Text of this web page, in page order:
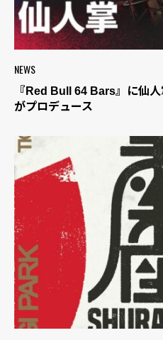
NEWS
『Red Bull 64 Bars』に仙
がプロデュース